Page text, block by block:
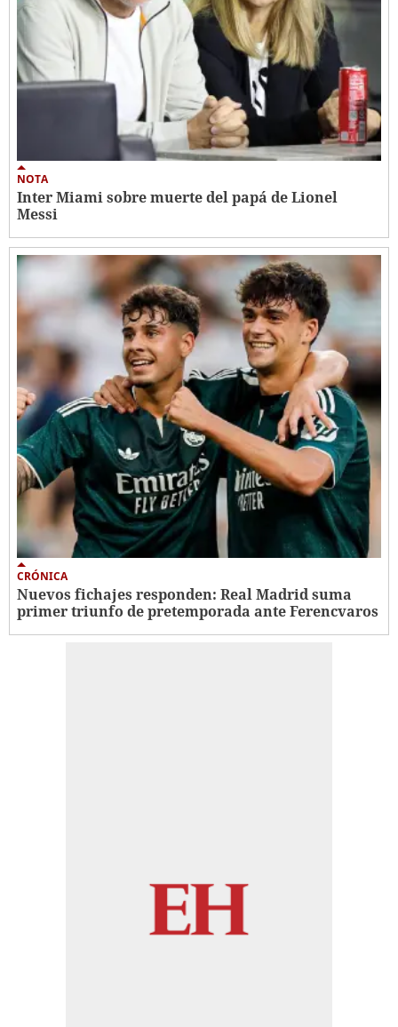
NOTA
Inter Miami sobre muerte del papá de Lionel
Messi
CRÓNICA
Nuevos fichajes responden: Real Madrid suma
primer triunfo de pretemporada ante Ferencvaros